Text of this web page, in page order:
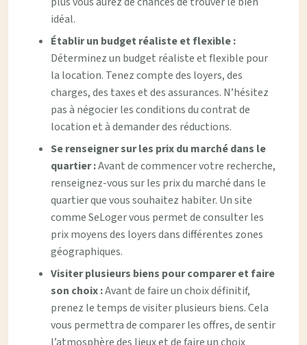
idéal.
Établir un budget réaliste et flexible :
Déterminez un budget réaliste et flexible pour
la location. Tenez compte des loyers, des
charges, des taxes et des assurances. N’hésitez
pas à négocier les conditions du contrat de
location et à demander des réductions.
Se renseigner sur les prix du marché dans le
quartier :Avant de commencer votre recherche,
renseignez-vous sur les prix du marché dans le
quartier que vous souhaitez habiter. Un site
comme SeLoger vous permet de consulter les
prix moyens des loyers dans différentes zones
géographiques.
Visiter plusieurs biens pour comparer et faire
son choix :Avant de faire un choix définitif,
prenez le temps de visiter plusieurs biens. Cela
vous permettra de comparer les offres, de sentir